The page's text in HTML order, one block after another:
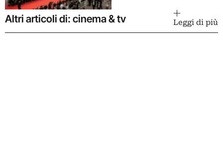
Altri articoli di: cinema & tv Leggi di più